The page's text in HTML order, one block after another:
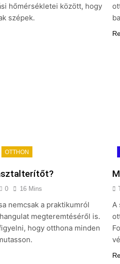
hőmérsékletei között, hogy
szépek.
OTTHON
0 16 Mins
nemcsak a praktikumról
megteremtéséről is.
hogy otthona minden
A